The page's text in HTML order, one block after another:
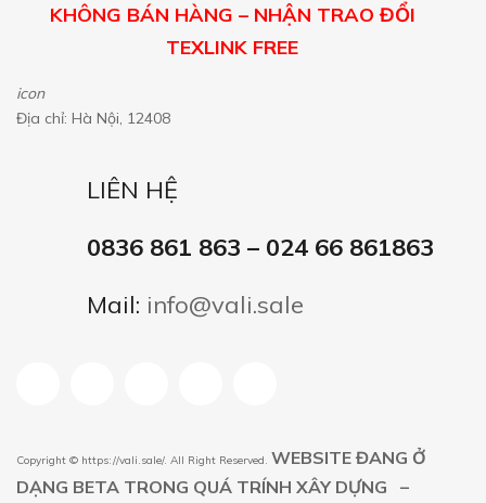
KHÔNG BÁN HÀNG – NHẬN TRAO ĐỔI
TEXLINK FREE
icon
Địa chỉ: Hà Nội, 12408
LIÊN HỆ
0836 861 863 – 024 66 861863
Mail: info@vali.sale
Copyright © https://vali.sale/. All Right Reserved. WEBSITE ĐANG Ở
DẠNG BETA TRONG QUÁ TRÍNH XÂY DỰNG –